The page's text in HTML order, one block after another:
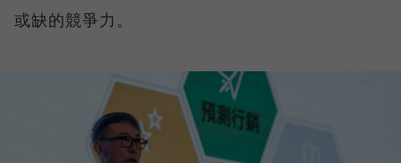
或缺的競爭力。